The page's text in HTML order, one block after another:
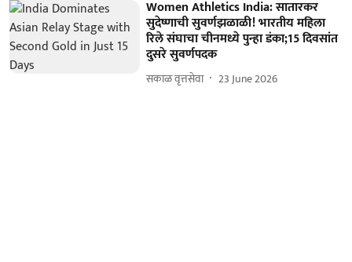
Women Athletics India: सातारकर
सुदेष्णाची सुवर्णझळाळी! भारतीय महिला
रिले संघाचा चीनमध्ये पुन्हा डंका;15 दिवसांत
दुसरे सुवर्णपदक
सकाळ वृत्तसेवा 23 June 2026